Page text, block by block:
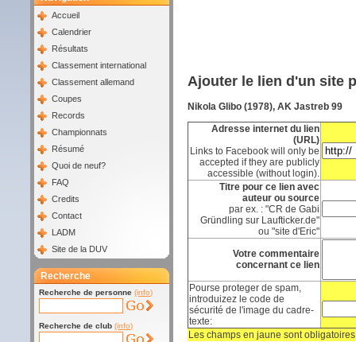
Accueil
Calendrier
Résultats
Classement international
Classement allemand
Coupes
Records
Championnats
Résumé
Quoi de neuf?
FAQ
Credits
Contact
LADM
Site de la DUV
Recherche
Recherche de personne (info)
Recherche de club (info)
Ajouter le lien d'un site
Nikola Glibo (1978), AK Jastreb 99
Adresse internet du lien
(URL)
Links to Facebook will only be
accepted if they are publicly
accessible (without login).
Titre pour ce lien avec
auteur ou source
par ex. : "CR de Gabi
Gründling sur Laufticker.de"
ou "site d'Eric"
Votre commentaire
concernant ce lien
Pourse proteger de spam,
introduizez le code de
sécurité de l'image du cadre-
texte:
Les champs en jaune sont